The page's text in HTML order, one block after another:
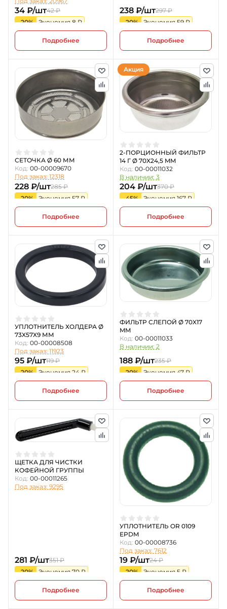
34 ₽/шт42 ₽
-20%
Экономия 8 ₽
Подробнее
238 ₽/шт297 ₽
-20%
Экономия 59 ₽
Подробнее
СЕТОЧКА Ø 60 ММ
Код: 00-00009670
Под заказ: 12318
228 ₽/шт285 ₽
-20%
Экономия 57 ₽
Подробнее
2-ПОРЦИОННЫЙ ФИЛЬТР
14 Г Ø 70X24,5 MM
Код: 00-00011032
В наличии: 3
204 ₽/шт370 ₽
-45%
Экономия 167 ₽
Подробнее
Акция
УПЛОТНИТЕЛЬ ХОЛДЕРА Ø
73X57X9 ММ
Код: 00-00008508
Под заказ: 11923
95 ₽/шт119 ₽
-20%
Экономия 24 ₽
Подробнее
ФИЛЬТР СЛЕПОЙ Ø 70X17
MM
Код: 00-00011033
В наличии: 2
188 ₽/шт235 ₽
-20%
Экономия 47 ₽
Подробнее
ЩЕТКА ДЛЯ ЧИСТКИ
КОФЕЙНОЙ ГРУППЫ
Код: 00-00011265
Под заказ: 9295
281 ₽/шт351 ₽
-20%
Экономия 70 ₽
Подробнее
УПЛОТНИТЕЛЬ OR 0109
EPDM
Код: 00-00008736
Под заказ: 7612
19 ₽/шт24 ₽
-20%
Экономия 5 ₽
Подробнее